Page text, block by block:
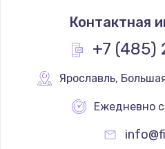
Контактная
+7 (485)
Ярославль,
Ежедневно